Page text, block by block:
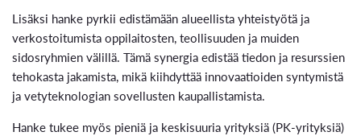
Lisäksi hanke pyrkii edistämään alueellista yhteistyötä ja
verkostoitumista oppilaitosten, teollisuuden ja muiden
sidosryhmien välillä. Tämä synergia edistää tiedon ja resurssien
tehokasta jakamista, mikä kiihdyttää innovaatioiden syntymistä
ja vetyteknologian sovellusten kaupallistamista.
Hanke tukee myös pieniä ja keskisuuria yrityksiä (PK-yrityksiä)